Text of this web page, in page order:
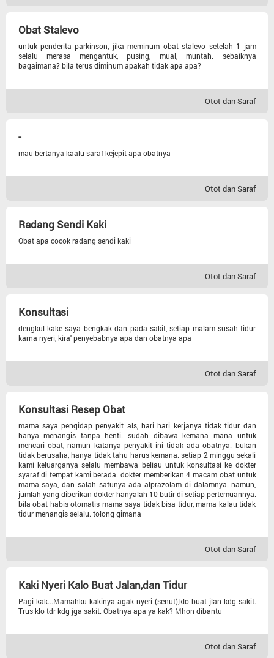
Urologi
Tht
Gigi Dan Mulut
Otot Dan Saraf
Gizi
Hipertensi
Obat Stalevo
untuk penderita parkinson, jika meminum obat stalevo setelah 1 jam
selalu merasa mengantuk, pusing, mual, muntah. sebaiknya
bagaimana? bila terus diminum apakah tidak apa apa?
Otot dan Saraf
-
mau bertanya kaalu saraf kejepit apa obatnya
Otot dan Saraf
Radang Sendi Kaki
Obat apa cocok radang sendi kaki
Otot dan Saraf
Konsultasi
dengkul kake saya bengkak dan pada sakit, setiap malam susah tidur
karna nyeri, kira' penyebabnya apa dan obatnya apa
Otot dan Saraf
Konsultasi Resep Obat
mama saya pengidap penyakit als, hari hari kerjanya tidak tidur dan
hanya menangis tanpa henti. sudah dibawa kemana mana untuk
mencari obat, namun katanya penyakit ini tidak ada obatnya. bukan
tidak berusaha, hanya tidak tahu harus kemana. setiap 2 minggu sekali
kami keluarganya selalu membawa beliau untuk konsultasi ke dokter
syaraf di tempat kami berada. dokter memberikan 4 macam obat untuk
mama saya, dan salah satunya ada alprazolam di dalamnya. namun,
jumlah yang diberikan dokter hanyalah 10 butir di setiap pertemuannya.
bila obat habis otomatis mama saya tidak bisa tidur, mama kalau tidak
tidur menangis selalu. tolong gimana
Otot dan Saraf
Kaki Nyeri Kalo Buat Jalan,dan Tidur
Pagi kak...Mamahku kakinya agak nyeri (senut),klo buat jlan kdg sakit.
Trus klo tdr kdg jga sakit. Obatnya apa ya kak? Mhon dibantu
Otot dan Saraf